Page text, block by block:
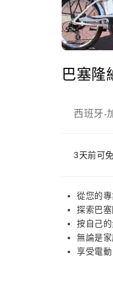
巴塞隆
西班牙-
3天前可
從您的
探索巴
按自己
無論是
享受電